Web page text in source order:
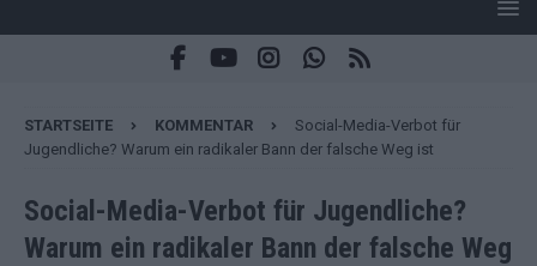
STARTSEITE KOMMENTAR
Social-Media-Verbot für
Jugendliche? Warum ein radikaler Bann der falsche Weg ist
Social-Media-Verbot für Jugendliche?
Warum ein radikaler Bann der falsche Weg